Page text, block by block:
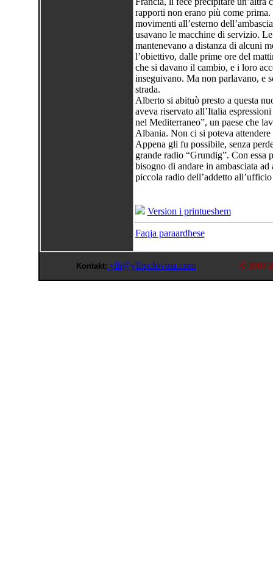
rapporti non erano più come
movimenti all’esterno
usavano le macchine di servizio.
mantenevano a distanza di alcuni
l’obiettivo, dalle prime ore del
che si davano il cambio, e i loro
inseguivano. Ma non parlavano, e
strada.
Alberto si abituò presto a questa
aveva riservato all’Italia
nel Mediterraneo”, un paese che
Albania. Non ci si poteva attendere
Appena gli fu possibile, senza
grande radio “Grundig”. Con essa
bisogno di andare in ambasciata
piccola radio dell’addetto
Version i printueshem
Faqja paraardhese
Kontakt: ylli@yllipolovina.com © 2007-